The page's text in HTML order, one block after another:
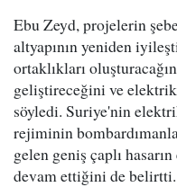
Ebu Zeyd, projelerin
altyapının yeniden
ortaklıkları
geliştireceğini ve
söyledi. Suriye'nin
rejiminin
gelen geniş çaplı
devam ettiğini de belirtti.